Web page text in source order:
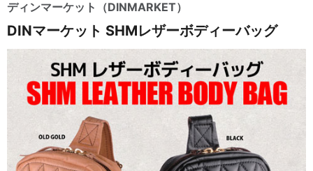
ディンマーケット（DINMARKET）
DINマーケット SHMレザーボディーバッグ